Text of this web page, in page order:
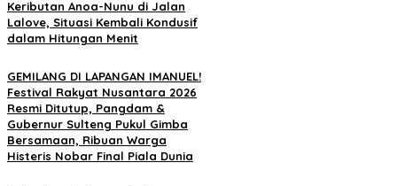
Keributan Anoa-Nunu di Jalan
Lalove, Situasi Kembali Kondusif
dalam Hitungan Menit
GEMILANG DI LAPANGAN IMANUEL!
Festival Rakyat Nusantara 2026
Resmi Ditutup, Pangdam &
Gubernur Sulteng Pukul Gimba
Bersamaan, Ribuan Warga
Histeris Nobar Final Piala Dunia